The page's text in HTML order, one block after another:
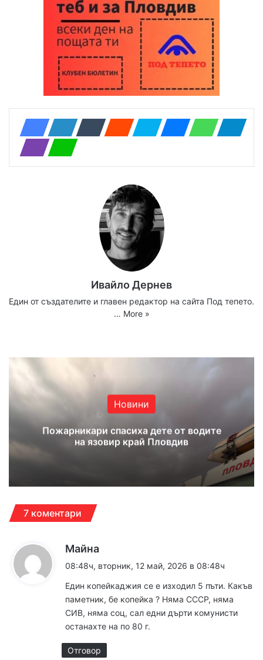
Ивайло Дернев
Един от създателите и главен редактор на сайта Под тепето.
… More »
Новини
Пожарникари спасиха дете от водите
на язовир край Пловдив
7 коментари
Майна
а
а
08:48ч, вторник, 12 май, 2026 в 08:48ч
Един копейкаджия се е изходил 5 пъти. Какъв
паметник, бе копейка ? Няма СССР, няма
СИВ, няма соц, сал едни дърти комунисти
останахте на по 80 г.
Отговор